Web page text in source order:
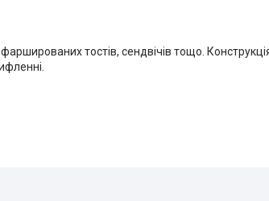
тостів, сендвічів тощо.